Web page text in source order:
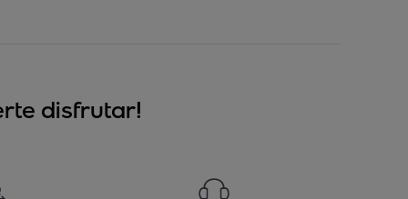
disfrutar!